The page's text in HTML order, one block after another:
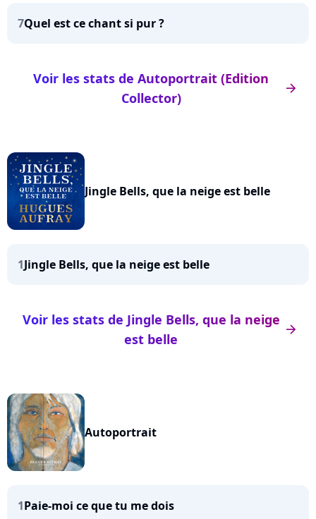
7Quel est ce chant si pur ?
arrow_right
Voir les stats de Autoportrait (Edition
Collector)
Jingle Bells, que la neige est belle
1Jingle Bells, que la neige est belle
arrow_right
Voir les stats de Jingle Bells, que la neige
est belle
Autoportrait
1Paie-moi ce que tu me dois